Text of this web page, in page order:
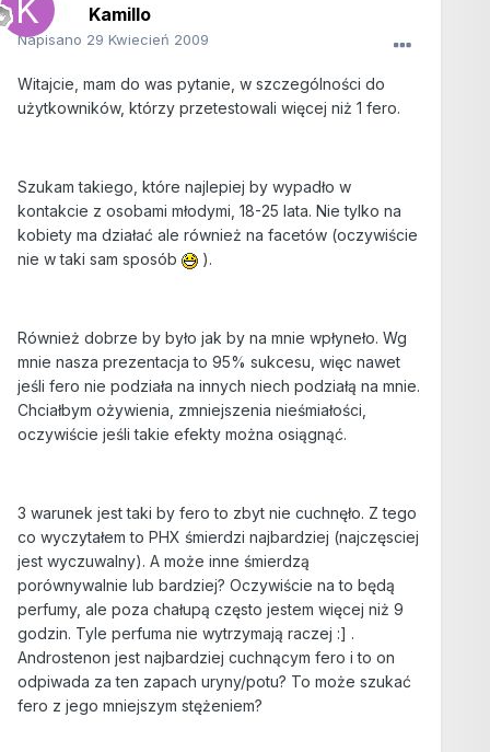
Kamillo
Napisano 29 Kwiecień 2009
Witajcie, mam do was pytanie, w szczególności do
użytkowników, którzy przetestowali więcej niż 1 fero.
Szukam takiego, które najlepiej by wypadło w
kontakcie z osobami młodymi, 18-25 lata. Nie tylko na
kobiety ma działać ale również na facetów (oczywiście
nie w taki sam sposób
).
Również dobrze by było jak by na mnie wpłyneło. Wg
mnie nasza prezentacja to 95% sukcesu, więc nawet
jeśli fero nie podziała na innych niech podziałą na mnie.
Chciałbym ożywienia, zmniejszenia nieśmiałości,
oczywiście jeśli takie efekty można osiągnąć.
3 warunek jest taki by fero to zbyt nie cuchnęło. Z tego
co wyczytałem to PHX śmierdzi najbardziej (najczęsciej
jest wyczuwalny). A może inne śmierdzą
porównywalnie lub bardziej? Oczywiście na to będą
perfumy, ale poza chałupą często jestem więcej niż 9
godzin. Tyle perfuma nie wytrzymają raczej :] .
Androstenon jest najbardziej cuchnącym fero i to on
odpiwada za ten zapach uryny/potu? To może szukać
fero z jego mniejszym stężeniem?